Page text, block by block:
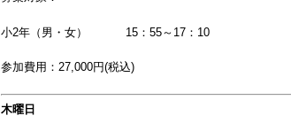
小2年（男・女） 15：55～17：10
参加費用：27,000円(税込)
木曜日